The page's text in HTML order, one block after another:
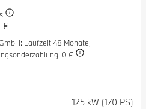
€
: Laufzeit 48 Monate,
0 €
125 kW (170 PS)